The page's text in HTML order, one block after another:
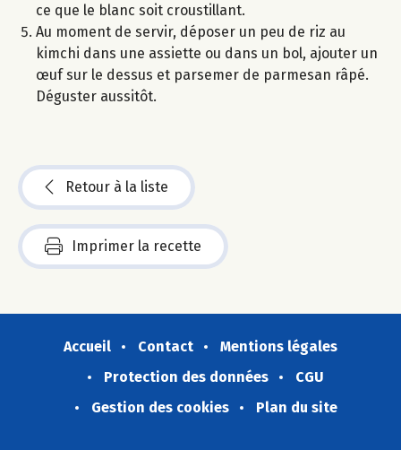
ce que le blanc soit croustillant.
Au moment de servir, déposer un peu de riz au
kimchi dans une assiette ou dans un bol, ajouter un
œuf sur le dessus et parsemer de parmesan râpé.
Déguster aussitôt.
Retour à la liste
Imprimer la recette
Accueil Contact
Mentions légales
Protection des données
CGU
Gestion des cookies
Plan du site